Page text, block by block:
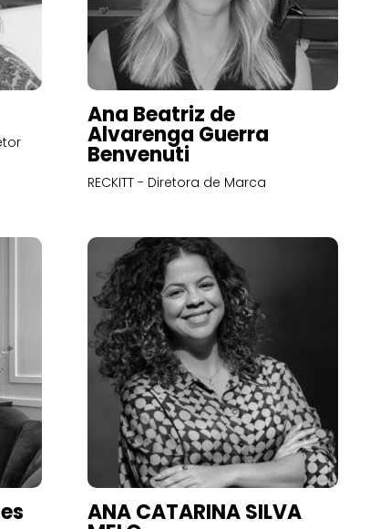
Ana Beatriz de
Alvarenga Guerra
Benvenuti
RECKITT - Diretora de Marca
ANA CATARINA SILVA